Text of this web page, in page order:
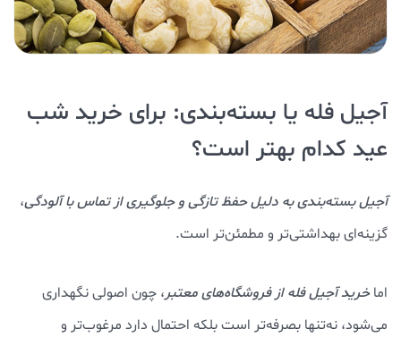
آجیل فله یا بسته‌بندی: برای خرید شب
عید کدام بهتر است؟
آجیل بسته‌بندی به دلیل حفظ تازگی و جلوگیری از تماس با آلودگی،
گزینه‌ای بهداشتی‌تر و مطمئن‌تر است.
اماخرید آجیل فله از فروشگاه‌های معتبر، چون اصولی نگهداری
می‌شود، نه‌تنها بصرفه‌تر است بلکه احتمال دارد مرغوب‌تر و